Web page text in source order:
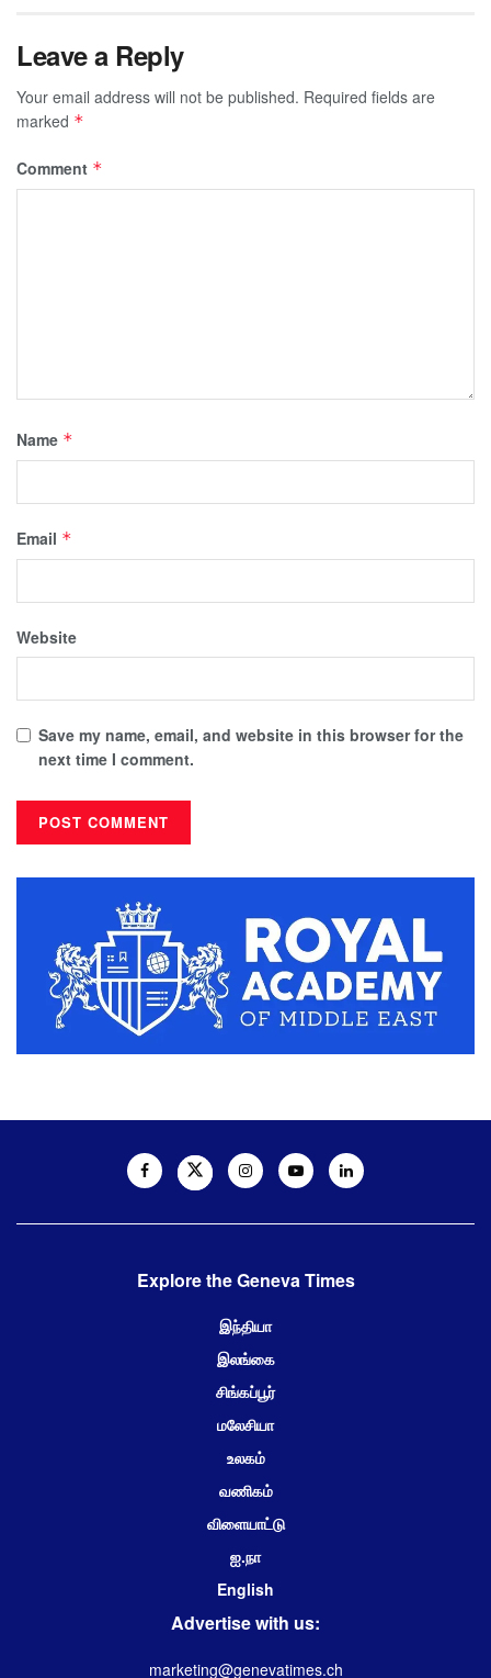
Leave a Reply
Your email address will not be published. Required fields are
marked *
Comment *
Name *
Email *
Website
Save my name, email, and website in this browser for the
next time I comment.
Explore the Geneva Times
இந்தியா
இலங்கை
சிங்கப்பூர்
மலேசியா
உலகம்
வணிகம்
விளையாட்டு
ஐ.நா
English
Advertise with us:
marketing@genevatimes.ch